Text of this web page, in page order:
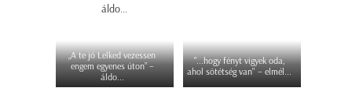
„A te jó Lelked vezessen
engem egyenes úton” –
áldo...
"...hogy fényt vigyek oda,
ahol sötétség van" – elmél...